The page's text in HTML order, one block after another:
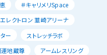
＃キャリメリSpace
レクトロン 韮崎アリーナ
ー
ストレッチラボ
地蔵尊
アームレスリング